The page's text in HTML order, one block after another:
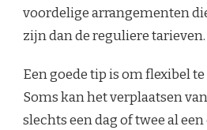
voordelige arrangementen
zijn dan de reguliere tarieven.
Een goede tip is om flexibel
Soms kan het verplaatsen
slechts een dag of twee al